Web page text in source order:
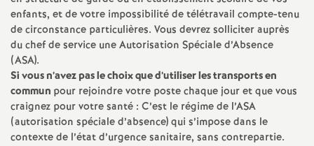
enfants, et de votre impossibilité de télétravail compte-tenu
de circonstance particulières. Vous devrez solliciter auprès
du chef de service une Autorisation Spéciale d’Absence
(ASA).
Si vous n’avez pas le choix que d’utiliser les transports en
commun pour rejoindre votre poste chaque jour et que vous
craignez pour votre santé : C’est le régime de l’ASA
(autorisation spéciale d’absence) qui s’impose dans le
contexte de l’état d’urgence sanitaire, sans contrepartie.